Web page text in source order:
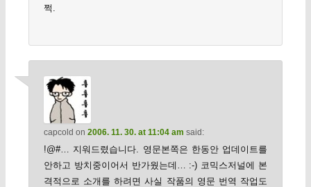
쩍.
capcold on 2006. 11. 30. at 11:04 am said:
!@#… 지워드렸습니다. 영문본쪽은 한동안 업데이트를
안하고 방치중이어서 반가웠는데… :-) 코믹스저널에 본
격적으로 소개를 하려면 사실 작품의 영문 번역 작업도